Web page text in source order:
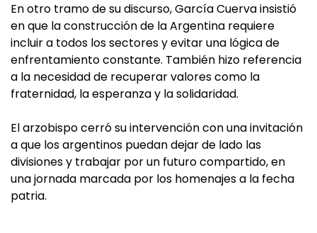
En otro tramo de su discurso, García Cuerva insistió
en que la construcción de la Argentina requiere
incluir a todos los sectores y evitar una lógica de
enfrentamiento constante. También hizo referencia
a la necesidad de recuperar valores como la
fraternidad, la esperanza y la solidaridad.
El arzobispo cerró su intervención con una invitación
a que los argentinos puedan dejar de lado las
divisiones y trabajar por un futuro compartido, en
una jornada marcada por los homenajes a la fecha
patria.